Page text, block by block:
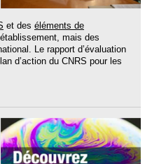
et des éléments de
mais des
Le rapport d’évaluation
d’action du CNRS pour les